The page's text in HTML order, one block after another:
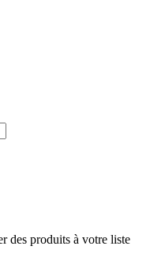
des produits à votre liste